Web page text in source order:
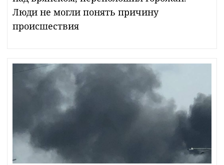
Люди не могли понять причину
происшествия